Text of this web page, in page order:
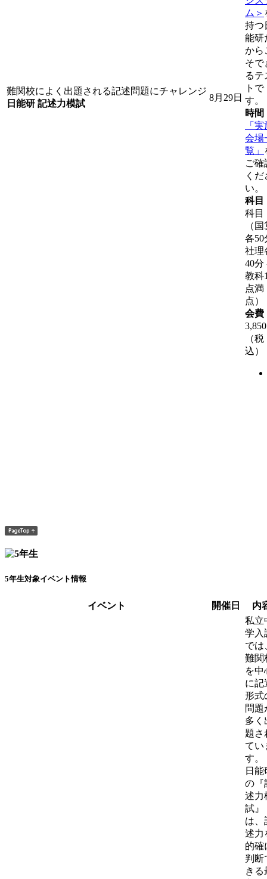
難関校によく出題される記述問題にチャレンジ
日能研 記述力模試
8月29日
ム＞
持つ
能研
から
そで
るテ
トで
す。
時間
「
会場
覧」
ご確
くだ
い。
科目
科目
（
各50
社理
40分
教科
点満
点）
会費
（税
込）
5年生対象イベント情報
イベント 開催日 内
私立
学入
では
難関
を中
に記
形式
問題
多く
題さ
てい
す。
日能
の『
述力
試』
は、
述力
的確
判断
きる